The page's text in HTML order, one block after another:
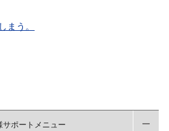
まう。
ポートメニュー